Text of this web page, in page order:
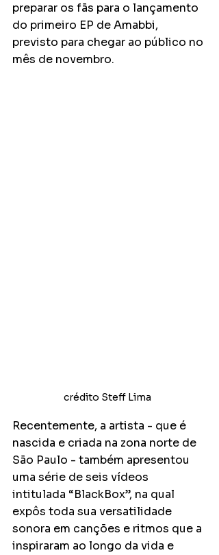
preparar os fãs para o lançamento
do primeiro EP de Amabbi,
previsto para chegar ao público no
mês de novembro.
crédito Steff Lima
Recentemente, a artista - que é
nascida e criada na zona norte de
São Paulo - também apresentou
uma série de seis vídeos
intitulada “BlackBox”, na qual
expôs toda sua versatilidade
sonora em canções e ritmos que a
inspiraram ao longo da vida e